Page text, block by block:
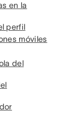
en la
perfil
móviles
del